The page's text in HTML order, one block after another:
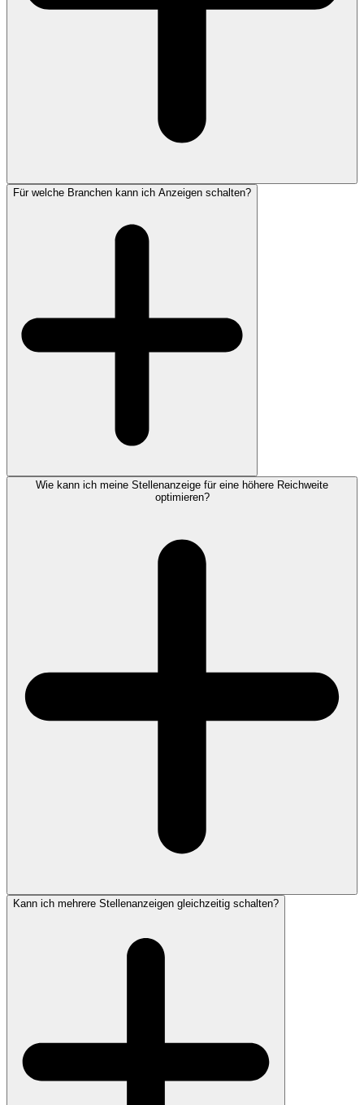
Für welche Branchen kann ich Anzeigen schalten?
Wie kann ich meine Stellenanzeige für eine höhere Reichweite
optimieren?
Kann ich mehrere Stellenanzeigen gleichzeitig schalten?